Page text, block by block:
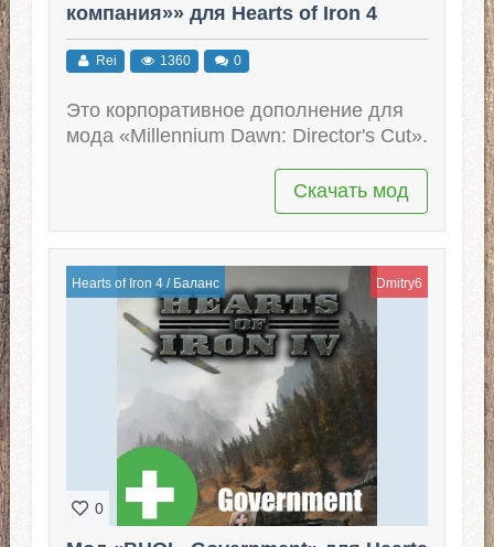
компания»» для Hearts of Iron 4
(v1.16.1 - 1.16.10)
Rei 1360 0
Это корпоративное дополнение для
мода «Millennium Dawn: Director's Cut».
Скачать мод
Hearts of Iron 4/ Баланс Dmitry6
0